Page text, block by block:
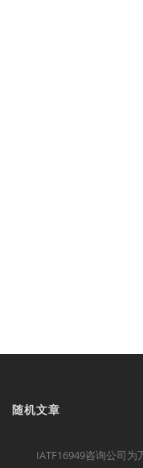
随机文章
IATF16949咨询公司为